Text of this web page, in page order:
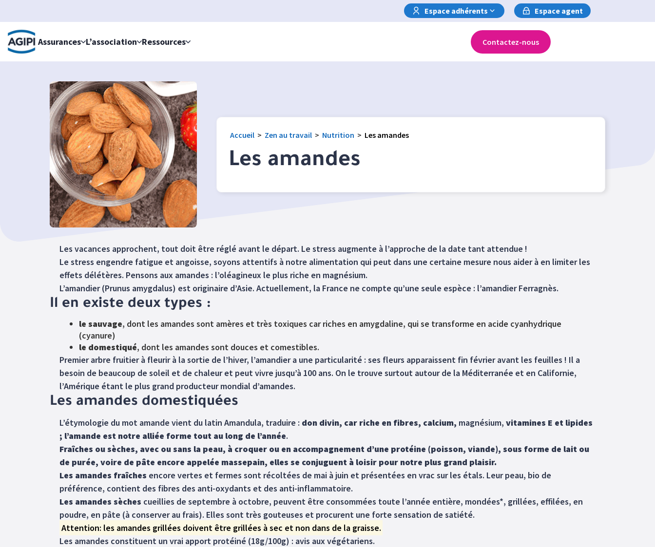
Espace adhérents
Espace agent
Accès au menu
Accès au contenu principal
Assurances L’association Ressources Contactez-nous
Accueil > Zen au travail > Nutrition > Les amandes
Les amandes
Les vacances approchent, tout doit être réglé avant le départ. Le stress augmente à l’approche de la date tant attendue !
Le stress engendre fatigue et angoisse, soyons attentifs à notre alimentation qui peut dans une certaine mesure nous aider à en limiter les
effets délétères. Pensons aux amandes : l’oléagineux le plus riche en magnésium.
L’amandier (Prunus amygdalus) est originaire d’Asie. Actuellement, la France ne compte qu’une seule espèce : l’amandier Ferragnès.
Il en existe deux types :
le sauvage, dont les amandes sont amères et très toxiques car riches en amygdaline, qui se transforme en acide cyanhydrique
(cyanure)
le domestiqué, dont les amandes sont douces et comestibles.
Premier arbre fruitier à fleurir à la sortie de l’hiver, l’amandier a une particularité : ses fleurs apparaissent fin février avant les feuilles ! Il a
besoin de beaucoup de soleil et de chaleur et peut vivre jusqu’à 100 ans. On le trouve surtout autour de la Méditerranée et en Californie,
l’Amérique étant le plus grand producteur mondial d’amandes.
Les amandes domestiquées
L’étymologie du mot amande vient du latin Amandula, traduire : don divin, car riche en fibres, calcium, magnésium, vitamines E et lipides
; l’amande est notre alliée forme tout au long de l’année.
Fraîches ou sèches, avec ou sans la peau, à croquer ou en accompagnement d’une protéine (poisson, viande), sous forme de lait ou
de purée, voire de pâte encore appelée massepain, elles se conjuguent à loisir pour notre plus grand plaisir.
Les amandes fraîches encore vertes et fermes sont récoltées de mai à juin et présentées en vrac sur les étals. Leur peau, bio de
préférence, contient des fibres des anti-oxydants et des anti-inflammatoire.
Les amandes sèches cueillies de septembre à octobre, peuvent être consommées toute l’année entière, mondées*, grillées, effilées, en
poudre, en pâte (à conserver au frais). Elles sont très gouteuses et procurent une forte sensation de satiété.
Attention: les amandes grillées doivent être grillées à sec et non dans de la graisse.
Les amandes constituent un vrai apport protéiné (18g/100g) : avis aux végétariens.